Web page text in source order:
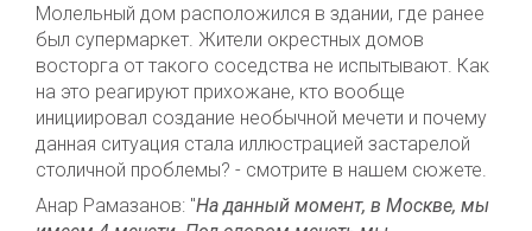
Молельный дом расположился в здании, где ранее
был супермаркет. Жители окрестных домов
восторга от такого соседства не испытывают. Как
на это реагируют прихожане, кто вообще
инициировал создание необычной мечети и почему
данная ситуация стала иллюстрацией застарелой
столичной проблемы? - смотрите в нашем сюжете.
Анар Рамазанов: "На данный момент, в Москве, мы